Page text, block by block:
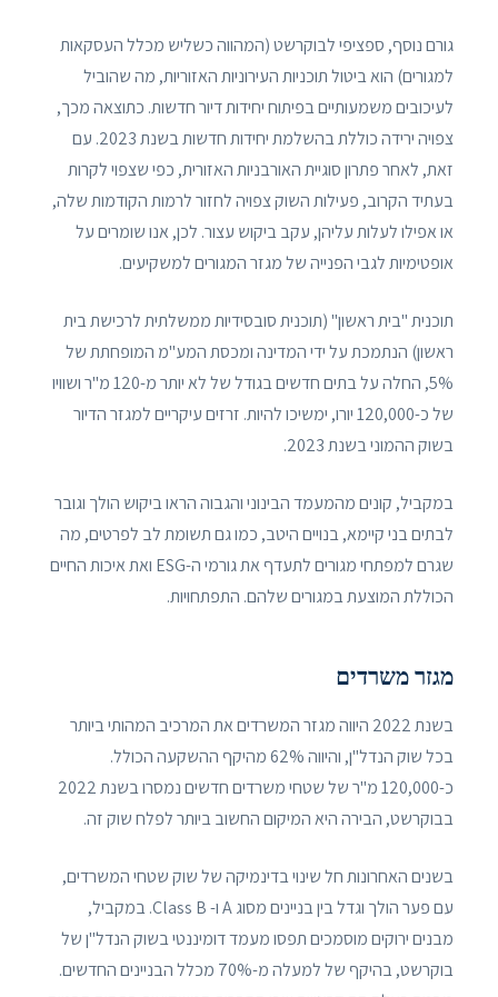
גורם נוסף, ספציפי לבוקרשט (המהווה כשליש מכלל העסקאות
למגורים) הוא ביטול תוכניות העירוניות האזוריות, מה שהוביל
לעיכובים משמעותיים בפיתוח יחידות דיור חדשות. כתוצאה מכך,
צפויה ירידה כוללת בהשלמת יחידות חדשות בשנת 2023. עם
זאת, לאחר פתרון סוגיית האורבניות האזורית, כפי שצפוי לקרות
בעתיד הקרוב, פעילות השוק צפויה לחזור לרמות הקודמות שלה,
או אפילו לעלות עליהן, עקב ביקוש עצור. לכן, אנו שומרים על
אופטימיות לגבי הפנייה של מגזר המגורים למשקיעים.
תוכנית "בית ראשון" (תוכנית סובסידיות ממשלתית לרכישת בית
ראשון) הנתמכת על ידי המדינה ומכסת המע"מ המופחתת של
5%, החלה על בתים חדשים בגודל של לא יותר מ-120 מ"ר ושוויו
של כ-120,000 יורו, ימשיכו להיות. זרזים עיקריים למגזר הדיור
בשוק ההמוני בשנת 2023.
במקביל, קונים מהמעמד הבינוני והגבוה הראו ביקוש הולך וגובר
לבתים בני קיימא, בנויים היטב, כמו גם תשומת לב לפרטים, מה
שגרם למפתחי מגורים לתעדף את גורמי ה-ESG ואת איכות החיים
הכוללת המוצעת במגורים שלהם. התפתחויות.
מגזר משרדים
בשנת 2022 היווה מגזר המשרדים את המרכיב המהותי ביותר
בכל שוק הנדל"ן, והיווה 62% מהיקף ההשקעה הכולל.
כ-120,000 מ"ר של שטחי משרדים חדשים נמסרו בשנת 2022
בבוקרשט, הבירה היא המיקום החשוב ביותר לפלח שוק זה.
בשנים האחרונות חל שינוי בדינמיקה של שוק שטחי המשרדים,
עם פער הולך וגדל בין בניינים מסוג A ו- Class B. במקביל,
מבנים ירוקים מוסמכים תפסו מעמד דומיננטי בשוק הנדל"ן של
בוקרשט, בהיקף של למעלה מ-70% מכלל הבניינים החדשים.